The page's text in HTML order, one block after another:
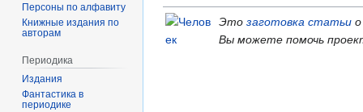
навигации
поиску
Это заготовка статьи
Вы можете помочь
Персоны по алфавиту
Книжные издания по
авторам
Периодика
Издания
Фантастика в
периодике